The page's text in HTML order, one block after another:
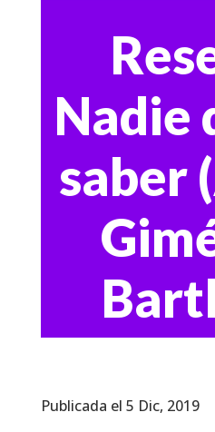
Nadie
saber
Publicada el 5 Dic, 2019